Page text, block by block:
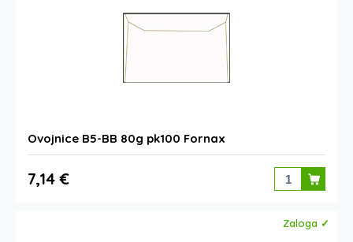
Ovojnice B5-BB 80g pk100 Fornax
7,14 €
Zaloga ✓